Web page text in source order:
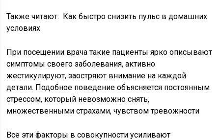
Также читают: Как быстро снизить пульс в домашних
условиях
При посещении врача такие пациенты ярко описывают
симптомы своего заболевания, активно
жестикулируют, заостряют внимание на каждой
детали. Подобное поведение объясняется постоянным
стрессом, который невозможно снять,
множественными страхами, чувством тревожности
Все эти факторы в совокупности усиливают